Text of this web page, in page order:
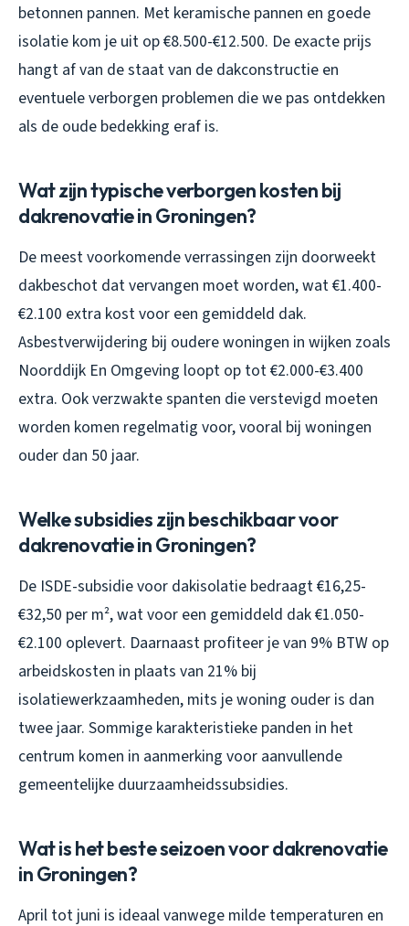
betonnen pannen. Met keramische pannen en goede
isolatie kom je uit op €8.500-€12.500. De exacte prijs
hangt af van de staat van de dakconstructie en
eventuele verborgen problemen die we pas ontdekken
als de oude bedekking eraf is.
Wat zijn typische verborgen kosten bij
dakrenovatie in Groningen?
De meest voorkomende verrassingen zijn doorweekt
dakbeschot dat vervangen moet worden, wat €1.400-
€2.100 extra kost voor een gemiddeld dak.
Asbestverwijdering bij oudere woningen in wijken zoals
Noorddijk En Omgeving loopt op tot €2.000-€3.400
extra. Ook verzwakte spanten die verstevigd moeten
worden komen regelmatig voor, vooral bij woningen
ouder dan 50 jaar.
Welke subsidies zijn beschikbaar voor
dakrenovatie in Groningen?
De ISDE-subsidie voor dakisolatie bedraagt €16,25-
€32,50 per m², wat voor een gemiddeld dak €1.050-
€2.100 oplevert. Daarnaast profiteer je van 9% BTW op
arbeidskosten in plaats van 21% bij
isolatiewerkzaamheden, mits je woning ouder is dan
twee jaar. Sommige karakteristieke panden in het
centrum komen in aanmerking voor aanvullende
gemeentelijke duurzaamheidssubsidies.
Wat is het beste seizoen voor dakrenovatie
in Groningen?
April tot juni is ideaal vanwege milde temperaturen en